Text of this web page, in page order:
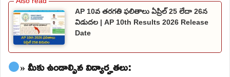
AP 10వ తరగతి ఫలితాలు ఏప్రిల్ 25 లేదా 26న
విడుదల | AP 10th Results 2026 Release
Date
» మీకు ఉండాల్సిన విద్యార్హతలు: